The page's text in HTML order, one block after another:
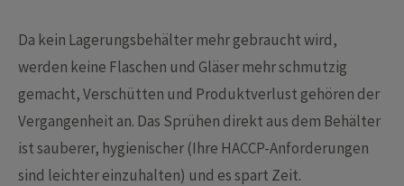
Da kein Lagerungsbehälter mehr gebraucht wird,
werden keine Flaschen und Gläser mehr schmutzig
gemacht, Verschütten und Produktverlust gehören der
Vergangenheit an. Das Sprühen direkt aus dem Behälter
ist sauberer, hygienischer (Ihre HACCP-Anforderungen
sind leichter einzuhalten) und es spart Zeit.